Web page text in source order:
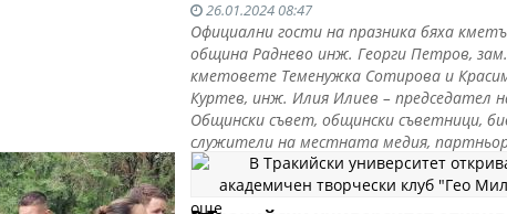
26.01.2024 08:47
Официални гости на празника бяха
община Раднево инж. Георги Петров,
кметовете Теменужка Сотирова и
Куртев, инж. Илия Илиев – председател
Общински съвет, общински съветници,
служители на местната медия,
вестника, служители от общинска
администрация и културни деятели.
още